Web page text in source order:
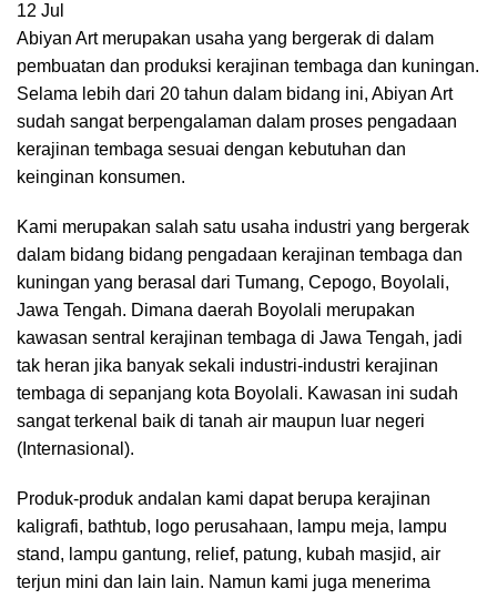
12 Jul
Abiyan Art merupakan usaha yang bergerak di dalam
pembuatan dan produksi kerajinan tembaga dan kuningan.
Selama lebih dari 20 tahun dalam bidang ini, Abiyan Art
sudah sangat berpengalaman dalam proses pengadaan
kerajinan tembaga sesuai dengan kebutuhan dan
keinginan konsumen.
Kami merupakan salah satu usaha industri yang bergerak
dalam bidang bidang pengadaan kerajinan tembaga dan
kuningan yang berasal dari Tumang, Cepogo, Boyolali,
Jawa Tengah. Dimana daerah Boyolali merupakan
kawasan sentral kerajinan tembaga di Jawa Tengah, jadi
tak heran jika banyak sekali industri-industri kerajinan
tembaga di sepanjang kota Boyolali. Kawasan ini sudah
sangat terkenal baik di tanah air maupun luar negeri
(Internasional).
Produk-produk andalan kami dapat berupa kerajinan
kaligrafi, bathtub, logo perusahaan, lampu meja, lampu
stand, lampu gantung, relief, patung, kubah masjid, air
terjun mini dan lain lain. Namun kami juga menerima